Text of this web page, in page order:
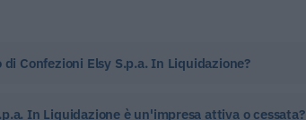
Confezioni Elsy S.p.a. In Liquidazione?
In Liquidazione è un'impresa attiva o cessata?